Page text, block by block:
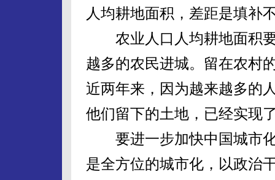
人均耕地面积，差距是填补
农业人口人均耕地面积要
越多的农民进城。留在农村
近两年来，因为越来越多的
他们留下的土地，已经实现
要进一步加快中国城市化
是全方位的城市化，以政治